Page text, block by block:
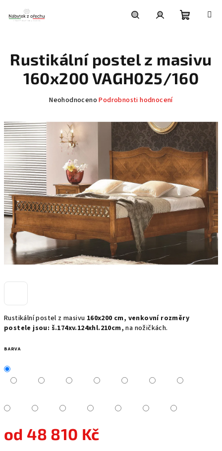
obsah
košík
Rustikální postel z masivu 160x200 cm, venkovní rozměry
postele jsou: š.174xv.124xhl.210cm,na nožičkách.
BARVA
od48 810 Kč
Rustikální postel z masivu
160x200 VAGH025/160
Průměrné
produktu
hvězdiček.
Neohodnoceno Podrobnosti hodnocení